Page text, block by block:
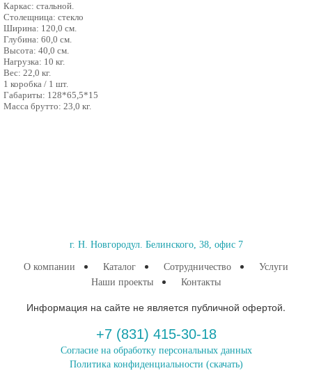
Каркас: стальной.
Столещница: стекло
Ширина: 120,0 см.
Глубина: 60,0 см.
Высота: 40,0 см.
Нагрузка: 10 кг.
Вес: 22,0 кг.
1 коробка / 1 шт.
Габариты: 128*65,5*15
Масса брутто: 23,0 кг.
г. Н. Новгородул. Белинского, 38, офис 7
О компании Каталог Сотрудничество
Услуги
Наши проекты
Контакты
Информация на сайте не является публичной офертой.
+7 (831) 415-30-18
Согласие на обработку персональных данных
Политика конфиденциальности (скачать)